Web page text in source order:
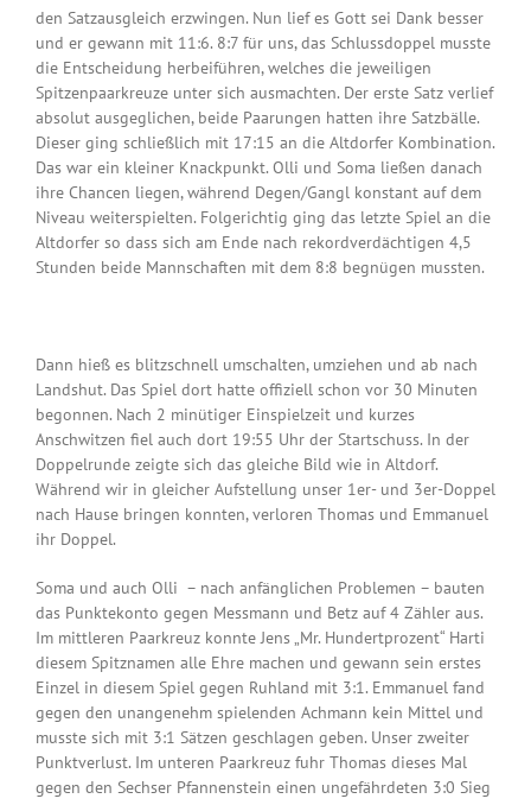
den Satzausgleich erzwingen. Nun lief es Gott sei Dank besser
und er gewann mit 11:6. 8:7 für uns, das Schlussdoppel musste
die Entscheidung herbeiführen, welches die jeweiligen
Spitzenpaarkreuze unter sich ausmachten. Der erste Satz verlief
absolut ausgeglichen, beide Paarungen hatten ihre Satzbälle.
Dieser ging schließlich mit 17:15 an die Altdorfer Kombination.
Das war ein kleiner Knackpunkt. Olli und Soma ließen danach
ihre Chancen liegen, während Degen/Gangl konstant auf dem
Niveau weiterspielten. Folgerichtig ging das letzte Spiel an die
Altdorfer so dass sich am Ende nach rekordverdächtigen 4,5
Stunden beide Mannschaften mit dem 8:8 begnügen mussten.
Dann hieß es blitzschnell umschalten, umziehen und ab nach
Landshut. Das Spiel dort hatte offiziell schon vor 30 Minuten
begonnen. Nach 2 minütiger Einspielzeit und kurzes
Anschwitzen fiel auch dort 19:55 Uhr der Startschuss. In der
Doppelrunde zeigte sich das gleiche Bild wie in Altdorf.
Während wir in gleicher Aufstellung unser 1er- und 3er-Doppel
nach Hause bringen konnten, verloren Thomas und Emmanuel
ihr Doppel.
Soma und auch Olli – nach anfänglichen Problemen – bauten
das Punktekonto gegen Messmann und Betz auf 4 Zähler aus.
Im mittleren Paarkreuz konnte Jens „Mr. Hundertprozent“ Harti
diesem Spitznamen alle Ehre machen und gewann sein erstes
Einzel in diesem Spiel gegen Ruhland mit 3:1. Emmanuel fand
gegen den unangenehm spielenden Achmann kein Mittel und
musste sich mit 3:1 Sätzen geschlagen geben. Unser zweiter
Punktverlust. Im unteren Paarkreuz fuhr Thomas dieses Mal
gegen den Sechser Pfannenstein einen ungefährdeten 3:0 Sieg